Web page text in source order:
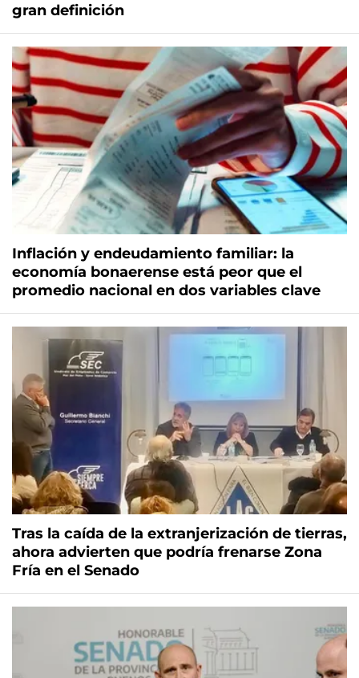
gran definición
Inflación y endeudamiento familiar: la
economía bonaerense está peor que el
promedio nacional en dos variables clave
Tras la caída de la extranjerización de tierras,
ahora advierten que podría frenarse Zona
Fría en el Senado